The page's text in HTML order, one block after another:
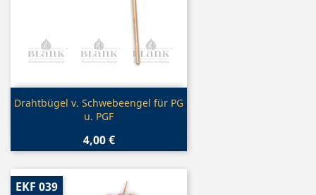
 Vorschau
Drahtbügel v. Schwebeengel für PG
u. PGF
4,00 €
EKF 039